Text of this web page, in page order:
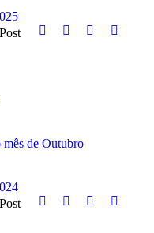
mês de Outubro